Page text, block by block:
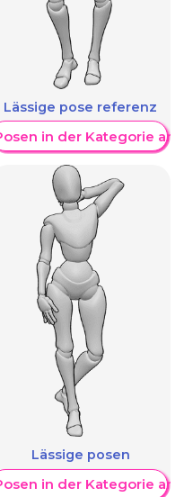
Lässige pose referenz
in der Kategorie
Lässige posen
in der Kategorie